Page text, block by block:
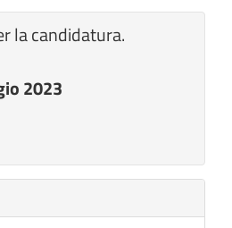
la candidatura.
2023